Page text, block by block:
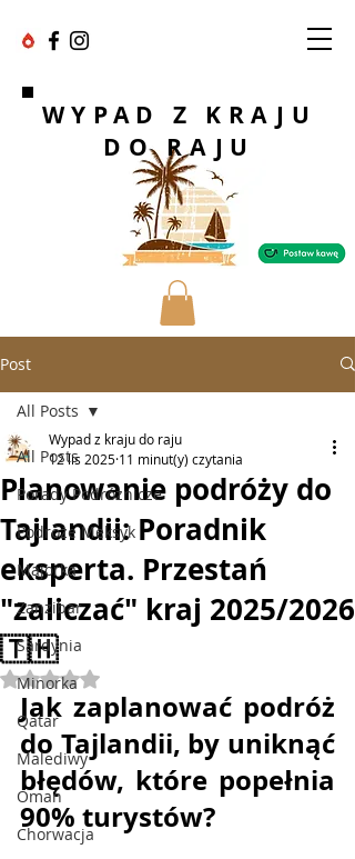
WYPAD Z KRAJU
DO RAJU
Post
All Posts
Porady Podróżnicze
Podróże Meksyk
Majorka
Zanzibar
Sardynia
Minorka
Qatar
Malediwy
Oman
Chorwacja
All Posts
Planowanie podróży do
Tajlandii: Poradnik
eksperta. Przestań
"zaliczać" kraj 2025/2026
🇹🇭
Wypad z kraju do raju
12 lis 2025 11 minut(y) czytania
Oceniono na NaN z 5 gwiazdek.
Jak zaplanować podróż
do Tajlandii, by uniknąć
błędów, które popełnia
90% turystów?